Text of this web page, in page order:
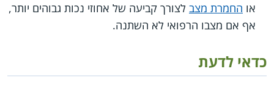
או החמרת מצב לצורך קביעה של אחוזי נכות גבוהים יותר,
אף אם מצבו הרפואי לא השתנה.
כדאי לדעת